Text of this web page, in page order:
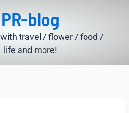
PR-blog
travel / flower / food /
life and more!